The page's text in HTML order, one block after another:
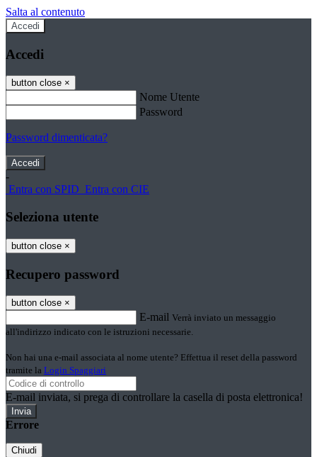
Salta al contenuto
Accedi
Accedi
button close ×
Nome Utente
Password
Password dimenticata?
-
Entra con SPID Entra con CIE
Seleziona utente
button close ×
Recupero password
button close ×
E-mail Verrà inviato un messaggio
all'indirizzo indicato con le istruzioni necessarie.
Non hai una e-mail associata al nome utente? Effettua il reset della password
tramite la Login Spaggiari
E-mail inviata, si prega di controllare la casella di posta elettronica!
Errore
Chiudi